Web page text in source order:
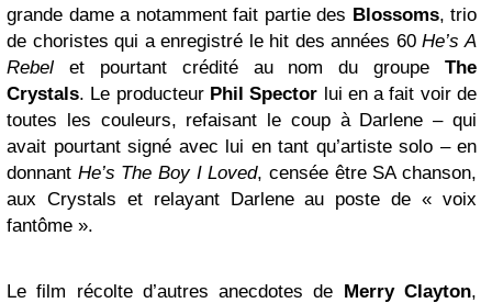
grande dame a notamment fait partie des Blossoms, trio
de choristes qui a enregistré le hit des années 60He’s A
Rebel et pourtant crédité au nom du groupe The
Crystals. Le producteur Phil Spector lui en a fait voir de
toutes les couleurs, refaisant le coup à Darlene – qui
avait pourtant signé avec lui en tant qu’artiste solo – en
donnant He’s The Boy I Loved, censée être SA chanson,
aux Crystals et relayant Darlene au poste de « voix
fantôme ».
Le film récolte d’autres anecdotes de Merry Clayton,